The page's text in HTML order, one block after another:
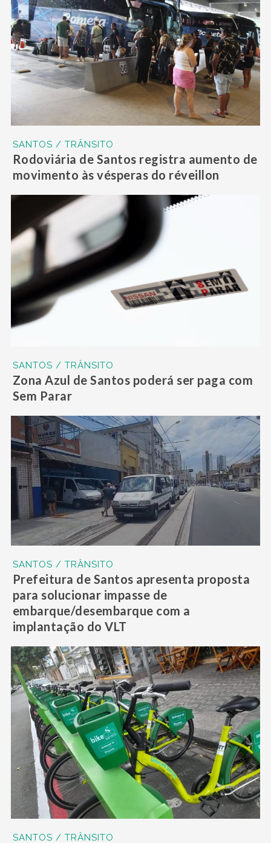
SANTOS / TRÂNSITO
Rodoviária de Santos registra aumento de
movimento às vésperas do réveillon
SANTOS / TRÂNSITO
Zona Azul de Santos poderá ser paga com
Sem Parar
SANTOS / TRÂNSITO
Prefeitura de Santos apresenta proposta
para solucionar impasse de
embarque/desembarque com a
implantação do VLT
SANTOS / TRÂNSITO